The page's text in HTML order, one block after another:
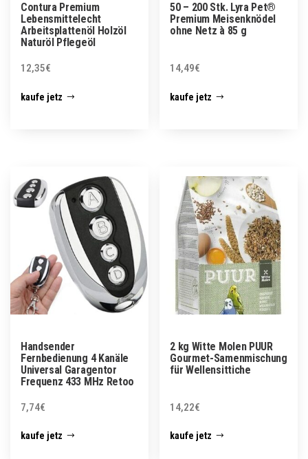
Contura Premium
Lebensmittelecht
Arbeitsplattenöl Holzöl
Naturöl Pflegeöl
12,35€
kaufe jetz
50 – 200 Stk. Lyra Pet®
Premium Meisenknödel
ohne Netz à 85 g
14,49€
kaufe jetz
Handsender
Fernbedienung 4 Kanäle
Universal Garagentor
Frequenz 433 MHz Retoo
7,74€
kaufe jetz
2 kg Witte Molen PUUR
Gourmet-Samenmischung
für Wellensittiche
14,22€
kaufe jetz